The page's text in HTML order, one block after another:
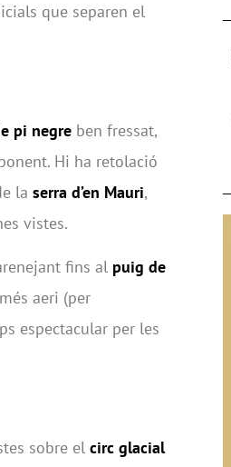
que separen el
pi negre ben fressat,
Hi ha retolació
la serra d’en Mauri,
vistes.
fins al puig de
aeri (per
espectacular per les
sobre el circ glacial